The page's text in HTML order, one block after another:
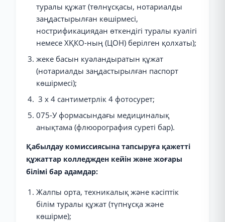
туралы құжат (төлнұсқасы, нотариалды
заңдастырылған көшірмесі,
нострификациядан өткендігі туралы куәлігі
немесе ХҚКО-ның (ЦОН) берілген қолхаты);
жеке басын куәландыратын құжат
(нотариалды заңдастырылған паспорт
көшірмесі);
3 х 4 сантиметрлік 4 фотосурет;
075-У формасындағы медициналық
анықтама (флюорография суреті бар).
Қабылдау комиссиясына тапсыруға қажетті
құжаттар колледжден кейін және жоғары
білімі бар адамдар:
Жалпы орта, техникалық және кәсіптік
білім туралы құжат (түпнұсқа және
көшірме);